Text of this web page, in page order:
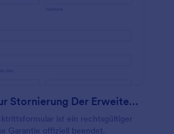
Formular Zur Stornierung Der Erweiterten Garantie
ist ein rechtsgültiger
Garantie offiziell beendet.